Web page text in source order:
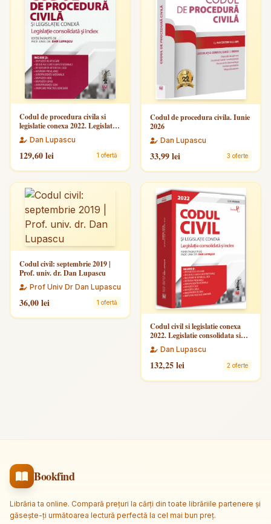
Codul de procedura civila si
legislatie conexa 2022. Legislatie
consolidata si index. Editie
Premium
Dan Lupascu
129,60 lei 1 ofertă
Codul de procedura civila. Iunie
2026
Dan Lupascu
33,99 lei 3 oferte
Codul civil: septembrie 2019 |
Prof. univ. dr. Dan Lupascu
Prof Univ Dr Dan Lupascu
36,00 lei 1 ofertă
Codul civil si legislatie conexa
2022. Legislatie consolidata si
index. Editie Premium
Dan Lupascu
132,25 lei 2 oferte
Bookfind
Librăria ta online. Compară prețuri la cărți din toate librăriile partenere și
găsește-ți următoarea lectură perfectă la cel mai bun preț.